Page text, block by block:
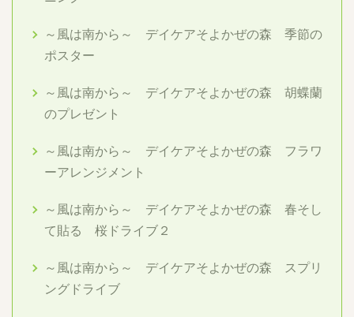
～風は南から～ デイケアそよかぜの森 季節の
ポスター
～風は南から～ デイケアそよかぜの森 胡蝶蘭
のプレゼント
～風は南から～ デイケアそよかぜの森 フラワ
ーアレンジメント
～風は南から～ デイケアそよかぜの森 春そし
て貼る 桜ドライブ２
～風は南から～ デイケアそよかぜの森 スプリ
ングドライブ